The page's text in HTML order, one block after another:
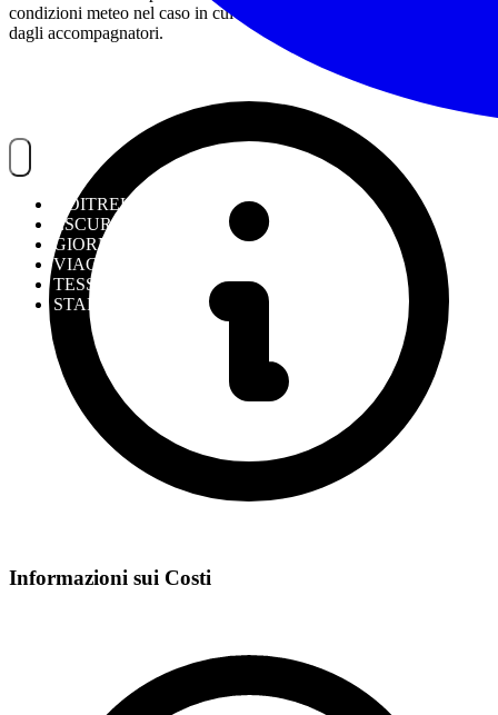
NOITREK
ESCURSIONI
GIORNALIERI
VIAGGI
TESSERAMENTO
STAFF
condizioni meteo nel caso in cui i percorsi non fossero ritenuti sicuri
dagli accompagnatori.
Informazioni sui Costi